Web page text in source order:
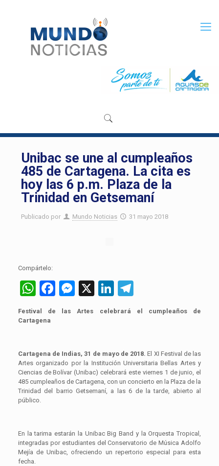
Unibac se une al cumpleaños
485 de Cartagena. La cita es
hoy las 6 p.m. Plaza de la
Trinidad en Getsemaní
Publicado por Mundo Noticias 31 mayo 2018
Compártelo:
WhatsApp
Facebook
Messenger
X LinkedIn
Festival de las Artes celebrará el cumpleaños de
Cartagena
Cartagena de Indias, 31 de mayo de 2018.El XI Festival de las
Artes organizado por la Institución Universitaria Bellas Artes y
Ciencias de Bolívar (Unibac) celebrará este viernes 1 de junio, el
485 cumpleaños de Cartagena, con un concierto en la Plaza de la
Trinidad del barrio Getsemaní, a las 6 de la tarde, abierto al
público.
En la tarima estarán la Unibac Big Band y la Orquesta Tropical,
integradas por estudiantes del Conservatorio de Música Adolfo
Mejía de Unibac, ofreciendo un repertorio especial para esta
fecha.